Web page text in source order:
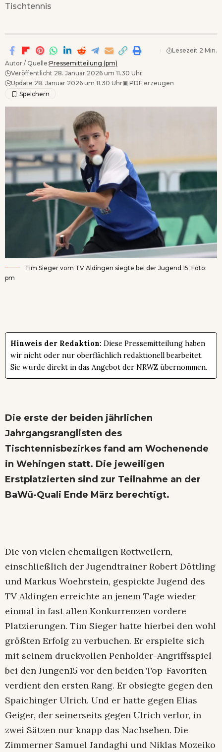
Tischtennis
Autor / Quelle:Pressemitteilung (pm)
Veröffentlicht 28. Januar 2026 um 11.30 Uhr
Update 28. Januar 2026 um 11.30 Uhr▣ PDF erzeugen
Lesezeit 2 Min.
Tim Sieger vom TV Aldingen siegte bei der Jugend 15. Foto:
pm
Hinweis der Redaktion: Diese Pressemitteilung haben
wir nicht oder nur oberflächlich redaktionell bearbeitet.
Sie wurde direkt in das Angebot der NRWZ übernommen.
Die erste der beiden jährlichen
Jahrgangsranglisten des
Tischtennisbezirkes fand am Wochenende
in Wehingen statt. Die jeweiligen
Erstplatzierten sind zur Teilnahme an der
BaWü-Quali Ende März berechtigt.
Die von vielen ehemaligen Rottweilern,
einschließlich der Jugendtrainer Robert Döttling
und Markus Woehrstein, gespickte Jugend des
TV Aldingen erreichte an jenem Tage wieder
einmal in fast allen Konkurrenzen vordere
Platzierungen. Tim Sieger hatte hierbei den wohl
größten Erfolg zu verbuchen. Er erspielte sich
mit seinem druckvollen Penholder-Angriffsspiel
bei den Jungen15 vor den beiden Top-Favoriten
verdient den ersten Rang. Er obsiegte gegen den
Spaichinger Ulrich. Und er hatte gegen Elias
Geiger, der seinerseits gegen Ulrich verlor, in
zwei Sätzen nur knapp das Nachsehen. Die
Zimmerner Samuel Jandaghi und Niklas Mozeiko